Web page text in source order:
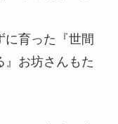
に育った『世間
』お坊さんもた